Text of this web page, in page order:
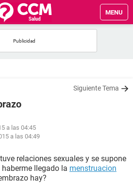
MENU
Siguiente Tema
a las 04:45
a las 04:49
relaciones sexuales y se supone
llegado la menstruacion
hay?